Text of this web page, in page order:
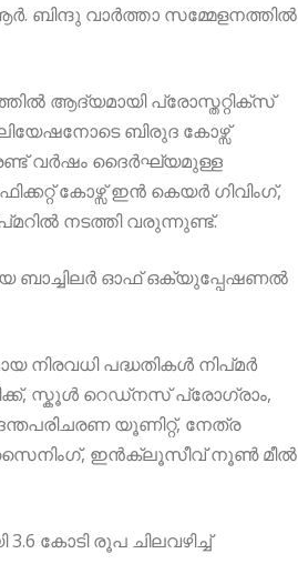
ബിന്ദു വാർത്താ സമ്മേളനത്തിൽ
ആദ്യമായി പ്രോസ്തറ്റിക്സ്
ബിരുദ കോഴ്സ്
വര്‍ഷം ദൈര്‍ഘ്യമുള്ള
കോഴ്സ് ഇന്‍ കെയര്‍ ഗിവിംഗ്,
നടത്തി വരുന്നുണ്ട്.
ബാച്ചിലര്‍ ഓഫ് ഒക്യുപ്പേഷണല്‍
പദ്ധതികള്‍ നിപ്മർ
സ്കൂള്‍ റെഡ്നസ് പ്രോഗ്രാം,
യൂണിറ്റ്, നേത്ര
ഇന്‍ക്ലൂസീവ് നൂണ്‍ മീല്‍
കോടി രൂപ ചിലവഴിച്ച്